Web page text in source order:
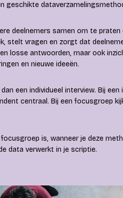
geschikte
deelnemers samen om te praten
stelt vragen en zorgt dat
losse antwoorden, maar ook
en nieuwe ideeën.
een individueel interview. Bij
centraal. Bij een focusgroep
is, wanneer je deze
data verwerkt in je scriptie.